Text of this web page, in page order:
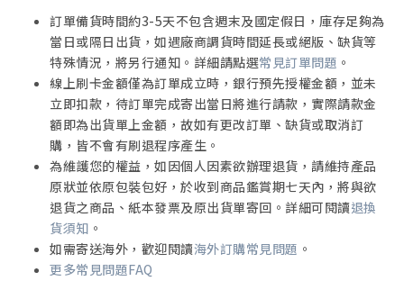
3. 箴言的智慧傳統來源 264
4. 箴言的智慧文學形式 267
5. 箴言的形成與歷史背景 270
6. 箴言的神學主題 273
7. 箴言的後續影響 275
箴言導論問題與討論 277
第六章 箴言內容主題介紹 279
1. 第一段落1:1–9:18 智慧格言 280
2. 第二段落10:1–22:16 所羅門王的格言 298
詩歌與智慧文學
文學特色?經文形成?
神學主題與後續詮釋影響
訂單備貨時間約3-5天不包含週末及國定假日，庫存足夠為
當日或隔日出貨，如遇廠商調貨時間延長或絕版、缺貨等
特殊情況，將另行通知。詳細請點選常見訂單問題 。
線上刷卡金額僅為訂單成立時，銀行預先授權金額，並未
立即扣款，待訂單完成寄出當日將進行請款，實際請款金
額即為出貨單上金額，故如有更改訂單、缺貨或取消訂
購，皆不會有刷退程序產生。
為維護您的權益，如因個人因素欲辦理退貨，請維持產品
原狀並依原包裝包好，於收到商品鑑賞期七天內，將與欲
退貨之商品、紙本發票及原出貨單寄回。詳細可閱讀退換
貨須知 。
如需寄送海外，歡迎閱讀海外訂購常見問題 。
更多常見問題FAQ